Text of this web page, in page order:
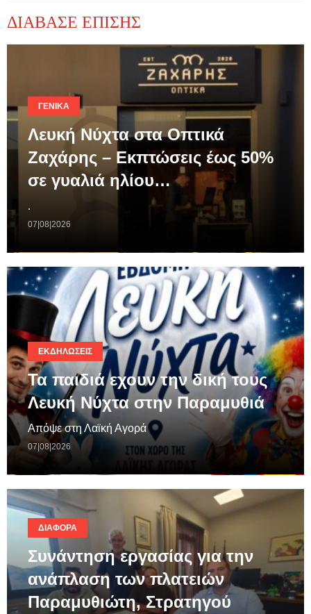
ΔΙΑΒΑΣΕ ΕΠΙΣΗΣ
ΓΕΝΙΚΆ
Λευκή Νύχτα στα Οπτικά
Ζαχάρης – Εκπτώσεις έως 50%
σε γυαλιά ηλίου…
.
07|08|2026
ΕΚΔΗΛΏΣΕΙΣ
Τα παιδιά εχουν την δική τους
Λευκή Νύχτα στην Παραμυθιά
Απόψε στη Λαϊκή Αγορά
07|08|2026
ΔΙΆΦΟΡΑ
Συνάντηση εργασίας για την
ανάπλαση των πλατειών
Παραμυθιώτη, Στρατηγού